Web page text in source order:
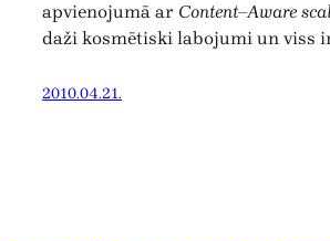
apvienojumā ar Content–Aware
daži kosmētiski labojumi un viss
2010.04.21.